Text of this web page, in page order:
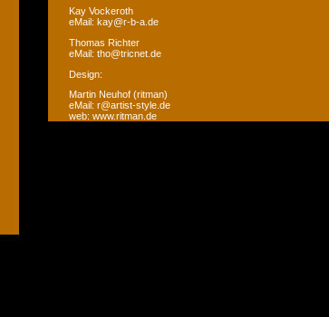
Kay Vockeroth
eMail: kay@r-b-a.de
Thomas Richter
eMail: tho@tricnet.de
Design:
Martin Neuhof (ritman)
eMail: r@artist-style.de
web: www.ritman.de